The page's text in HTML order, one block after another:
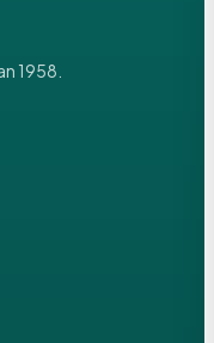
1958.